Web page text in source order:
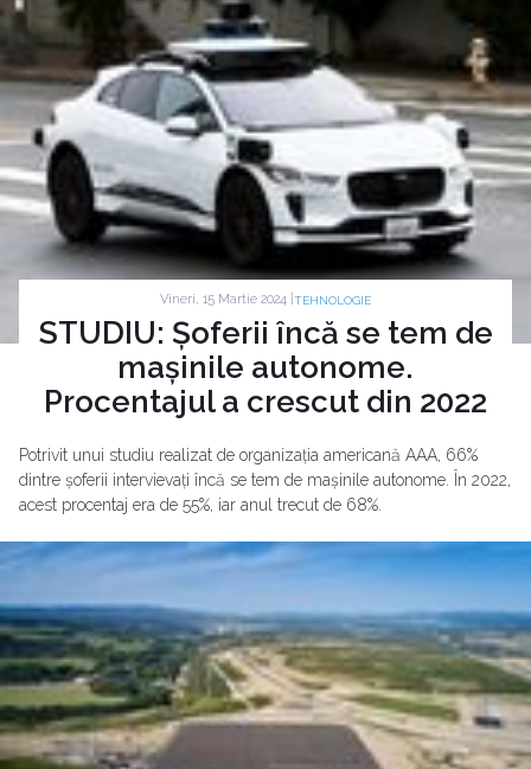
Vineri, 15 Martie 2024 | TEHNOLOGIE
STUDIU: Șoferii încă se tem de
mașinile autonome.
Procentajul a crescut din 2022
Potrivit unui studiu realizat de organizația americană AAA, 66%
dintre șoferii intervievați încă se tem de mașinile autonome. În 2022,
acest procentaj era de 55%, iar anul trecut de 68%.